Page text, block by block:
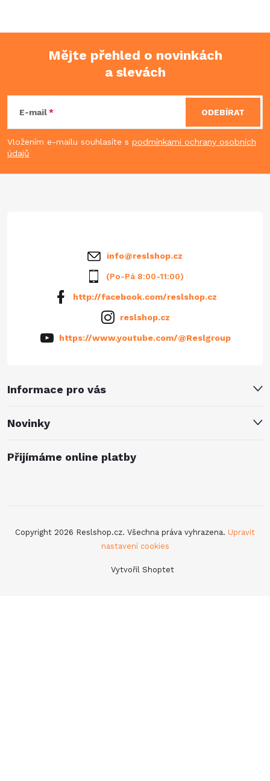
p
a
Mějte přehled o novinkách
a slevách
E-mail
Vložením e-mailu souhlasíte s podmínkami ochrany osobních
údajů
ODEBÍRAT
Informace pro vás
Novinky
info@reslshop.cz
(Po-Pá 8:00-11:00)
http://facebook.com/reslshop.cz
reslshop.cz
https://www.youtube.com/@Reslgroup
Přijímáme online platby
Vytvořil Shoptet
Copyright 2026 Reslshop.cz. Všechna práva vyhrazena. Upravit
nastavení cookies